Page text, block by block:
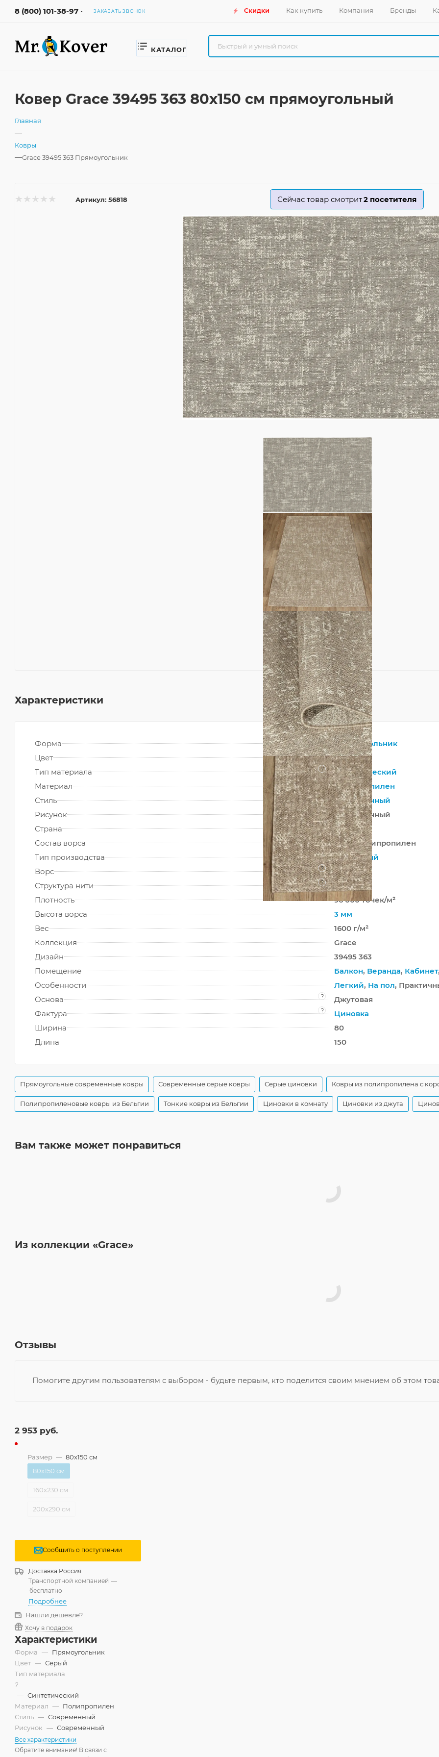
8 (800) 101-38-97 ЗАКАЗАТЬ ЗВОНОК Скидки Как купить Компания Бренды
КАТАЛОГ
Ковер Grace 39495 363 80x150 см прямоугольный
Главная
—
Ковры
—Grace 39495 363 Прямоугольник
Артикул: 56818 Сейчас товар смотрит2 посетителя
Характеристики
Форма
Прямоугольник
Цвет
Серый
Тип материала
?
Синтетический
Материал
Полипропилен
Стиль
Современный
Рисунок
Современный
Страна
Бельгия
Состав ворса
100% Полипропилен
Тип производства
Машинный
Ворс
?
Низкий
Структура нити
?
БЦФ
Плотность
96 000 точек/м²
Высота ворса
3 мм
Вес
1600 г/м²
Коллекция
Grace
Дизайн
39495 363
Помещение
Балкон, Веранда, Кабинет,
Особенности
Легкий, На пол,
Основа
?
Джутовая
Фактура
?
Циновка
Ширина
80
Длина
150
Прямоугольные современные ковры Современные серые ковры Серые циновки Ковры из полипропилена с
Полипропиленовые ковры из Бельгии Тонкие ковры из Бельгии Циновки в комнату Циновки из джута
Вам также может понравиться
Из коллекции «Grace»
Отзывы
Помогите другим пользователям с выбором - будьте первым, кто поделится своим мнением об этом
2 953 руб.
Размер — 80x150 см
80x150 см
160x230 см
200x290 см
Сообщить о поступлении
Доставка Россия
Транспортной компанией —
бесплатно
Подробнее
Нашли дешевле?
Хочу в подарок
Характеристики
Форма — Прямоугольник
Цвет — Серый
Тип материала
?
— Синтетический
Материал — Полипропилен
Стиль — Современный
Рисунок — Современный
Все характеристики
Обратите внимание! В связи с